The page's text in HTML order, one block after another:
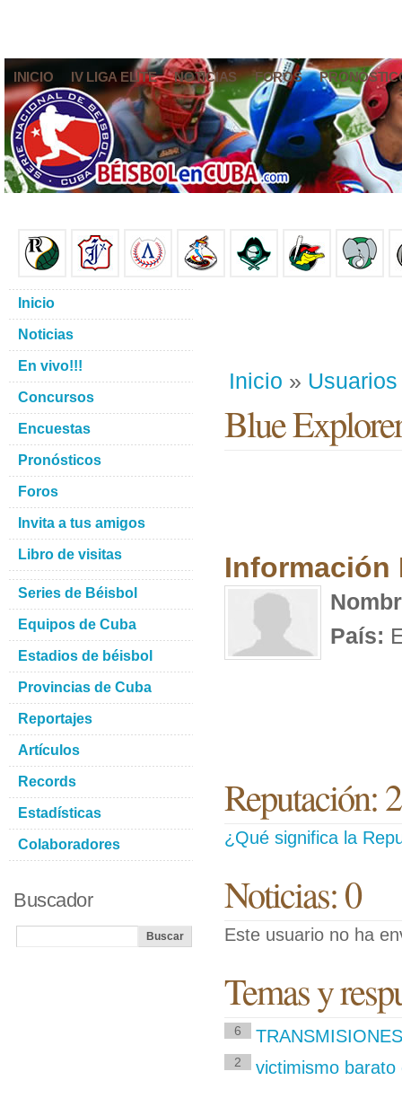
INICIO IV LIGA ELITE NOTICIAS FOROS
Inicio » Usuarios
Blue
Información
País:
Reputación:
¿Qué significa la
Noticias: 0
Este usuario no ha
Temas y
6
2 victimismo barato
Inicio
Noticias
En vivo!!!
Concursos
Encuestas
Pronósticos
Foros
Invita a tus amigos
Libro de visitas
Series de Béisbol
Equipos de Cuba
Estadios de béisbol
Provincias de Cuba
Reportajes
Artículos
Records
Estadísticas
Colaboradores
Buscador